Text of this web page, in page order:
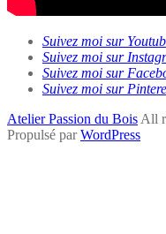
Suivez moi sur
Suivez moi sur
Suivez moi sur
Suivez moi sur
Atelier Passion du Bois All
Propulsé parWordPress